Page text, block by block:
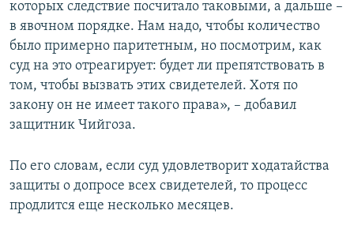
которых следствие посчитало таковыми, а дальше –
в явочном порядке. Нам надо, чтобы количество
было примерно паритетным, но посмотрим, как
суд на это отреагирует: будет ли препятствовать в
том, чтобы вызвать этих свидетелей. Хотя по
закону он не имеет такого права», – добавил
защитник Чийгоза.
По его словам, если суд удовлетворит ходатайства
защиты о допросе всех свидетелей, то процесс
продлится еще несколько месяцев.